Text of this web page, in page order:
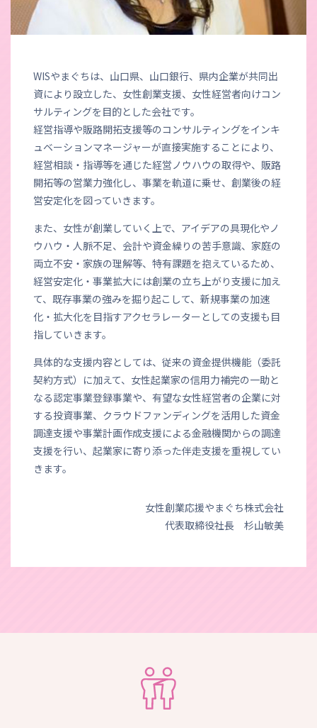
WISやまぐちは、山口県、山口銀行、県内企業が共同出
資により設立した、女性創業支援、女性経営者向けコン
サルティングを目的とした会社です。
経営指導や販路開拓支援等のコンサルティングをインキ
ュベーションマネージャーが直接実施することにより、
経営相談・指導等を通じた経営ノウハウの取得や、販路
開拓等の営業力強化し、事業を軌道に乗せ、創業後の経
営安定化を図っていきます。
また、女性が創業していく上で、アイデアの具現化やノ
ウハウ・人脈不足、会計や資金繰りの苦手意識、家庭の
両立不安・家族の理解等、特有課題を抱えているため、
経営安定化・事業拡大には創業の立ち上がり支援に加え
て、既存事業の強みを掘り起こして、新規事業の加速
化・拡大化を目指すアクセラレーターとしての支援も目
指していきます。
具体的な支援内容としては、従来の資金提供機能（委託
契約方式）に加えて、女性起業家の信用力補完の一助と
なる認定事業登録事業や、有望な女性経営者の企業に対
する投資事業、クラウドファンディングを活用した資金
調達支援や事業計画作成支援による金融機関からの調達
支援を行い、起業家に寄り添った伴走支援を重視してい
きます。
女性創業応援やまぐち株式会社
代表取締役社長 杉山敏美